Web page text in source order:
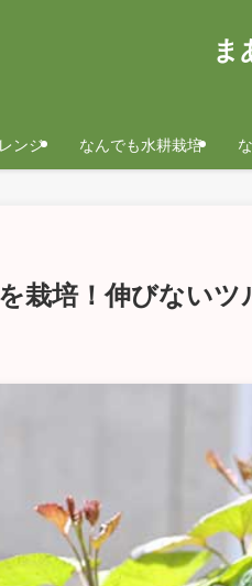
ま
ンジ なんでも水耕栽培
栽培！伸びない